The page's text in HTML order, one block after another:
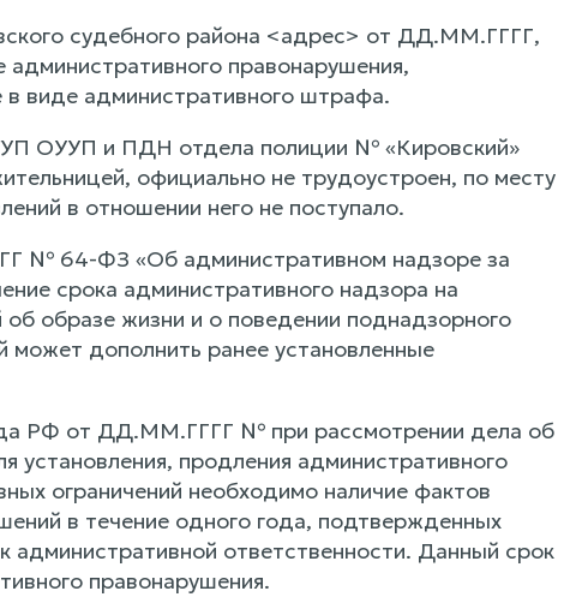
судебного района <адрес> от ДД.ММ.ГГГГ,
правонарушения,
в виде административного штрафа.
ОУУП и ПДН отдела полиции № «Кировский»
официально не трудоустроен, по месту
в отношении него не поступало.
№ 64-ФЗ «Об административном надзоре за
срока административного надзора на
об образе жизни и о поведении поднадзорного
дополнить ранее установленные
РФ от ДД.ММ.ГГГГ № при рассмотрении дела об
установления, продления административного
ограничений необходимо наличие фактов
в течение одного года, подтвержденных
административной ответственности. Данный срок
правонарушения.